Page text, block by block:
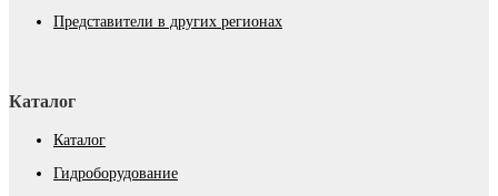
Представители в других регионах
Каталог
Каталог
Гидроборудование